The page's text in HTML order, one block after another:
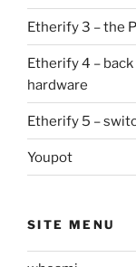
Etherify 3 – the
Etherify 4 –
hardware
Etherify 5 –
Youpot
SITE MENU